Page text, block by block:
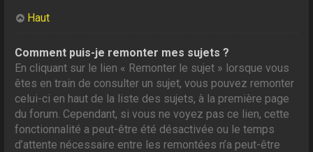
Haut
Comment puis-je remonter mes sujets ?
En cliquant sur le lien « Remonter le sujet » lorsque vous
êtes en train de consulter un sujet, vous pouvez remonter
celui-ci en haut de la liste des sujets, à la première page
du forum. Cependant, si vous ne voyez pas ce lien, cette
fonctionnalité a peut-être été désactivée ou le temps
d’attente nécessaire entre les remontées n’a peut-être